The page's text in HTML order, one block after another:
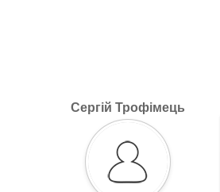
Сергій Трофімець